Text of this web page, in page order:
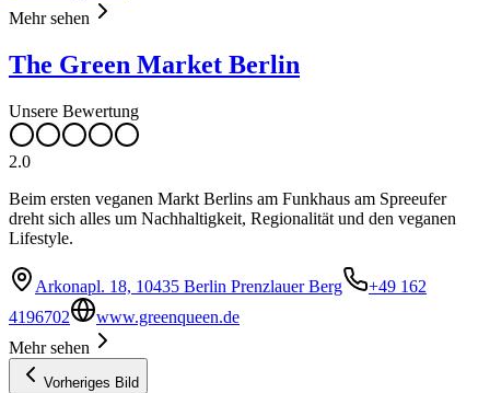
Mehr sehen
The Green Market Berlin
Unsere Bewertung
2.0
Beim ersten veganen Markt Berlins am Funkhaus am Spreeufer
dreht sich alles um Nachhaltigkeit, Regionalität und den veganen
Lifestyle.
Arkonapl. 18, 10435 Berlin Prenzlauer Berg
+49 162
4196702
www.greenqueen.de
Mehr sehen
Vorheriges Bild